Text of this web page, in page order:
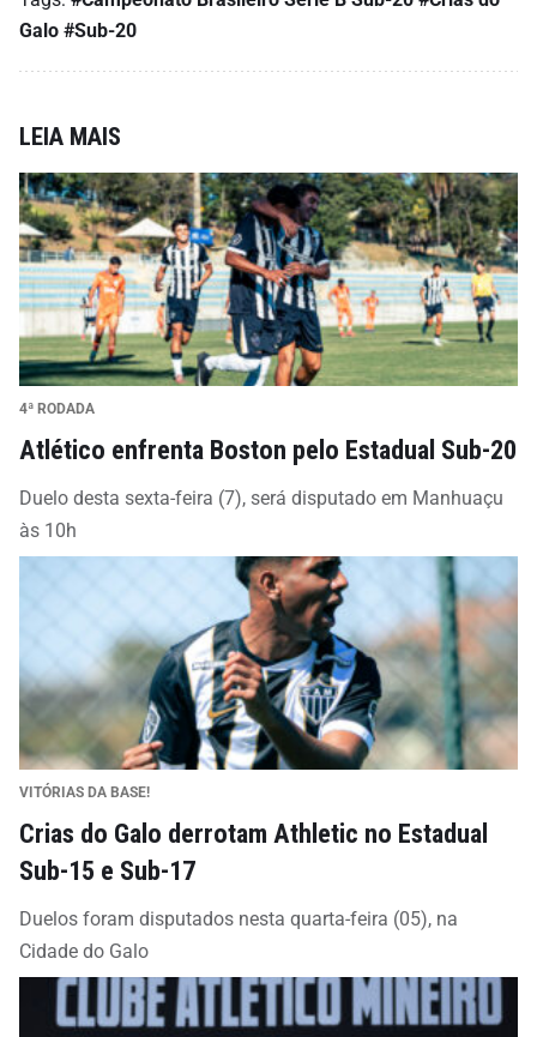
Galo #Sub-20
LEIA MAIS
4ª RODADA
Atlético enfrenta Boston pelo Estadual Sub-20
Duelo desta sexta-feira (7), será disputado em Manhuaçu
às 10h
VITÓRIAS DA BASE!
Crias do Galo derrotam Athletic no Estadual
Sub-15 e Sub-17
Duelos foram disputados nesta quarta-feira (05), na
Cidade do Galo